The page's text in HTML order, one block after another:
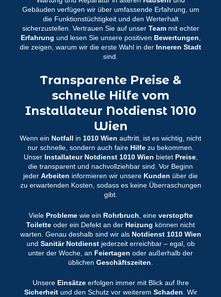
Gebäuden verfügen wir über umfassende Erfahrung, um
die Funktionstüchtigkeit und den Werterhalt
sicherzustellen. Vertrauen Sie auf unser Teammit echter
Erfahrung und lesen Sie unsere positiven Bewertungen
die zeigen, warum wir die erste Wahl in der Inneren Stadt
sind.
Transparente Preise &
schnelle Hilfe vom
Installateur Notdienst 1010
Wien
Wenn ein Notfall in 1010 Wien auftritt, ist es wichtig, nicht
nur schnelle, sondern auch faire Hilfezu bekommen.
Unser Installateur Notdienst 1010 Wien bietet Preise,
die transparent und nachvollziehbar sind. Vor Beginn
jeder Arbeiten informieren wir unsere Kunden über die
zu erwartenden Kosten, sodass es keine Überraschungen
gibt.
Viele Problemewie ein Rohrbruch , eine verstopfte
Toilette oder ein Defekt an der Heizung können nicht
warten. Genau deshalb sind wir als Notdienst 1010 Wien
und Sanitär Notdienstjederzeit erreichbar – egal, ob
unter der Woche, an Feiertagen oder außerhalb der
üblichen Geschäftszeiten
Unsere Einsätzeerfolgen immer mit Blick auf Ihre
Sicherheitund den Schutz vor weiterem Schaden . Wir